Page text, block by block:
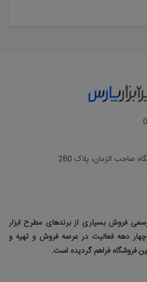
صاحب الزمان، پلاک 280
رسمی فروش بسیاری از برندهای مطرح ابزار
دهه فعالیت در عرصه فروش و تهیه و
فروشگاه فراهم گردیده است.